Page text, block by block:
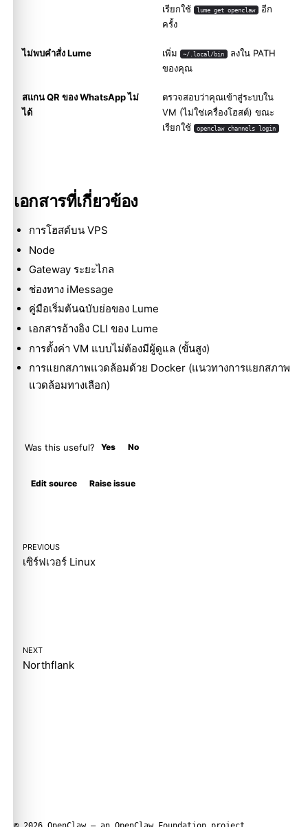
เรียกใช้
lume get openclaw อีก
ครั้ง
ไม่พบคำสั่ง Lume เพิ่ม ~/.local/bin ลงใน PATH
ของคุณ
สแกน QR ของ WhatsApp ไม่
ได้
ตรวจสอบว่าคุณเข้าสู่ระบบใน
VM (ไม่ใช่เครื่องโฮสต์) ขณะ
เรียกใช้
openclaw channels login
เอกสารที่เกี่ยวข้อง
การโฮสต์บน VPS
Node
Gateway ระยะไกล
ช่องทาง iMessage
คู่มือเริ่มต้นฉบับย่อของ Lume
เอกสารอ้างอิง CLI ของ Lume
การตั้งค่า VM แบบไม่ต้องมีผู้ดูแล (ขั้นสูง)
การแยกสภาพแวดล้อมด้วย Docker(แนวทางการแยกสภาพ
แวดล้อมทางเลือก)
Was this useful? Yes No
Edit source Raise issue
PREVIOUS
เซิร์ฟเวอร์ Linux
NEXT
Northflank